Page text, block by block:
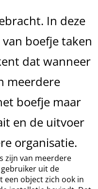
In deze
boefje taken
dat wanneer
meerdere
boefje maar
en de uitvoer
organisatie.
zijn van meerdere
uit de
een object zich ook in